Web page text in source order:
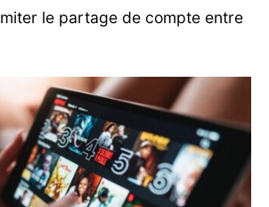
le partage de compte entre